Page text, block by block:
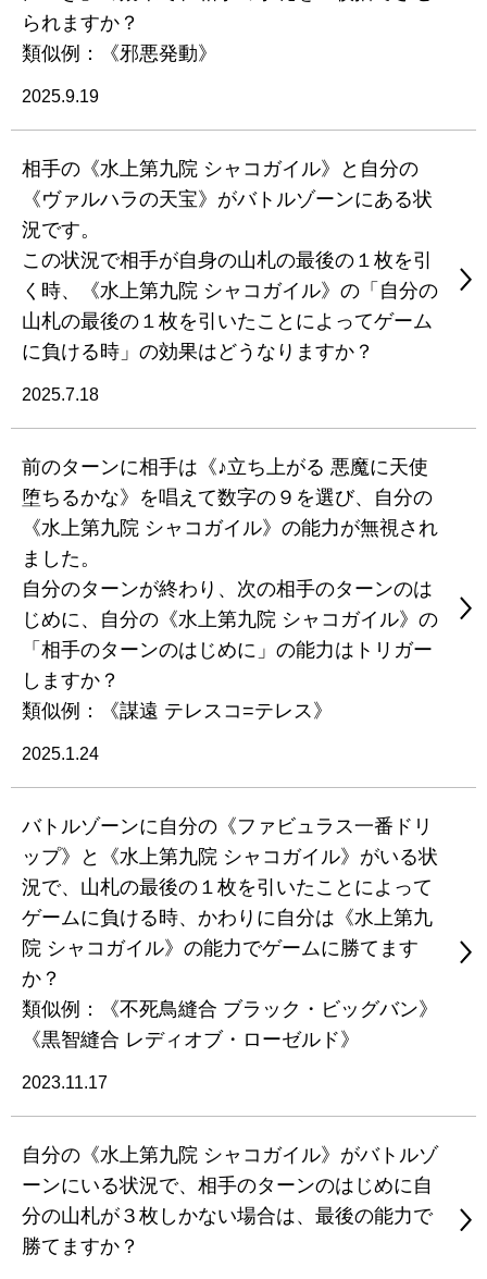
られますか？
類似例：《邪悪発動》
2025.9.19
相手の《水上第九院 シャコガイル》と自分の
《ヴァルハラの天宝》がバトルゾーンにある状
況です。
この状況で相手が自身の山札の最後の１枚を引
く時、《水上第九院 シャコガイル》の「自分の
山札の最後の１枚を引いたことによってゲーム
に負ける時」の効果はどうなりますか？
2025.7.18
前のターンに相手は《♪立ち上がる 悪魔に天使
堕ちるかな》を唱えて数字の９を選び、自分の
《水上第九院 シャコガイル》の能力が無視され
ました。
自分のターンが終わり、次の相手のターンのは
じめに、自分の《水上第九院 シャコガイル》の
「相手のターンのはじめに」の能力はトリガー
しますか？
類似例：《謀遠 テレスコ=テレス》
2025.1.24
バトルゾーンに自分の《ファビュラス一番ドリ
ップ》と《水上第九院 シャコガイル》がいる状
況で、山札の最後の１枚を引いたことによって
ゲームに負ける時、かわりに自分は《水上第九
院 シャコガイル》の能力でゲームに勝てます
か？
類似例：《不死鳥縫合 ブラック・ビッグバン》
《黒智縫合 レディオブ・ローゼルド》
2023.11.17
自分の《水上第九院 シャコガイル》がバトルゾ
ーンにいる状況で、相手のターンのはじめに自
分の山札が３枚しかない場合は、最後の能力で
勝てますか？